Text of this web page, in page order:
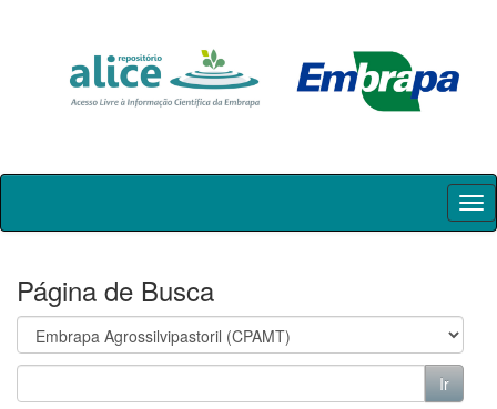
Skip
Página de Busca